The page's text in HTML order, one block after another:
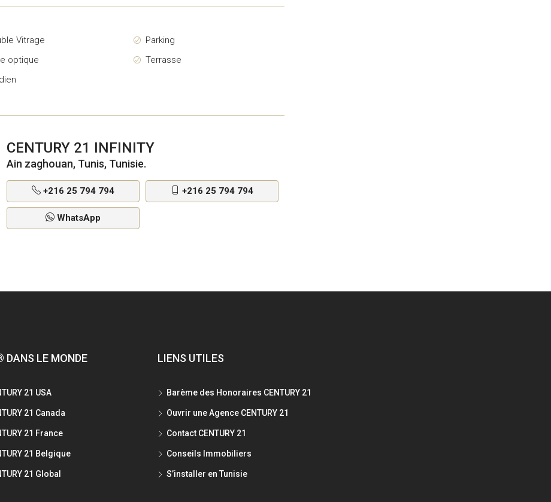
Vitrage
optique
Parking
Terrasse
CENTURY 21 INFINITY
Ain zaghouan, Tunis, Tunisie.
+216 25 794 794 +216 25 794 794
WhatsApp
DANS LE MONDE
21 USA
21 Canada
21 France
21 Belgique
21 Global
LIENS UTILES
Barème des Honoraires CENTURY 21
Ouvrir une Agence CENTURY 21
Contact CENTURY 21
Conseils Immobiliers
S’installer en Tunisie